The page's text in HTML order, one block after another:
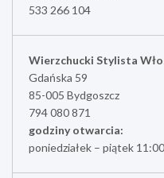
533 266 104
Wierzchucki Stylista
Gdańska 59
85-005 Bydgoszcz
794 080 871
godziny otwarcia:
poniedziałek – piątek